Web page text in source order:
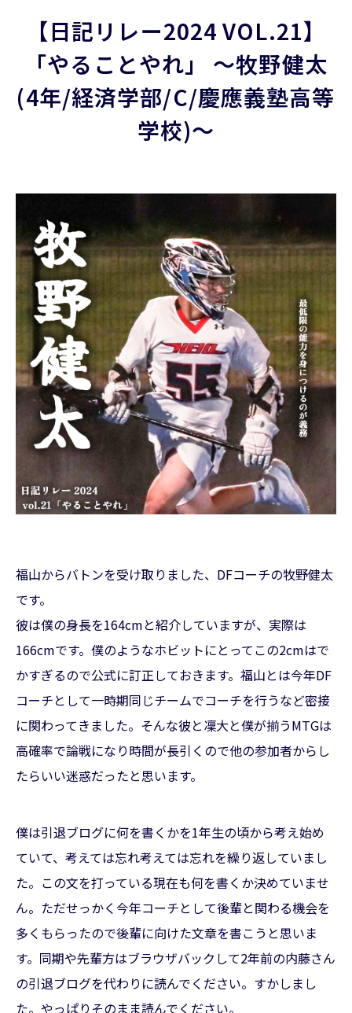
【日記リレー2024 VOL.21】
「やることやれ」 ～牧野健太
(4年/経済学部/C/慶應義塾高等
学校)～
福山からバトンを受け取りました、DFコーチの牧野健太
です。
彼は僕の身長を164cmと紹介していますが、実際は
166cmです。僕のようなホビットにとってこの2cmはで
かすぎるので公式に訂正しておきます。福山とは今年DF
コーチとして一時期同じチームでコーチを行うなど密接
に関わってきました。そんな彼と凜大と僕が揃うMTGは
高確率で論戦になり時間が長引くので他の参加者からし
たらいい迷惑だったと思います。
僕は引退ブログに何を書くかを1年生の頃から考え始め
ていて、考えては忘れ考えては忘れを繰り返していまし
た。この文を打っている現在も何を書くか決めていませ
ん。ただせっかく今年コーチとして後輩と関わる機会を
多くもらったので後輩に向けた文章を書こうと思いま
す。同期や先輩方はブラウザバックして2年前の内藤さん
の引退ブログを代わりに読んでください。すかしまし
た。やっぱりそのまま読んでください。